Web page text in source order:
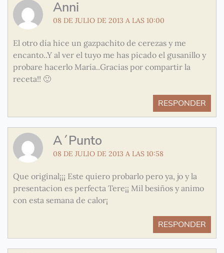
Anni
08 DE JULIO DE 2013 A LAS 10:00
El otro día hice un gazpachito de cerezas y me
encanto..Y al ver el tuyo me has picado el gusanillo y
probare hacerlo María..Gracias por compartir la
receta!! 🙂
RESPONDER
A´Punto
08 DE JULIO DE 2013 A LAS 10:58
Que original¡¡¡ Este quiero probarlo pero ya, jo y la
presentacion es perfecta Tere¡¡ Mil besiños y animo
con esta semana de calor¡
RESPONDER